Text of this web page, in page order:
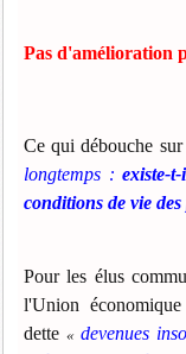
Pas d'amélioration
Ce qui débouche
longtemps : existe-
conditions de vie
Pour les élus
l'Union
dette « devenues